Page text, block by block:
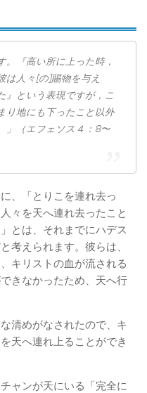
。『高い​所​に​上っ​た​時，
は​人々[の]賜物​を​与え​
』と​いう​表現​です​が，こ
り​地​に​も​下っ​た​こと​以外​
」（エフェソス４：8〜
、「とりこ​を​連れ去っ​
々を天へ連れ去ったこと
とは、それまでにハデス
考えられます。彼らは、
キリストの血が流される
きなかったため、天へ行
清めがなされたので、キ
天へ連れ上ることができ
ャンが天にいる「完全​に​